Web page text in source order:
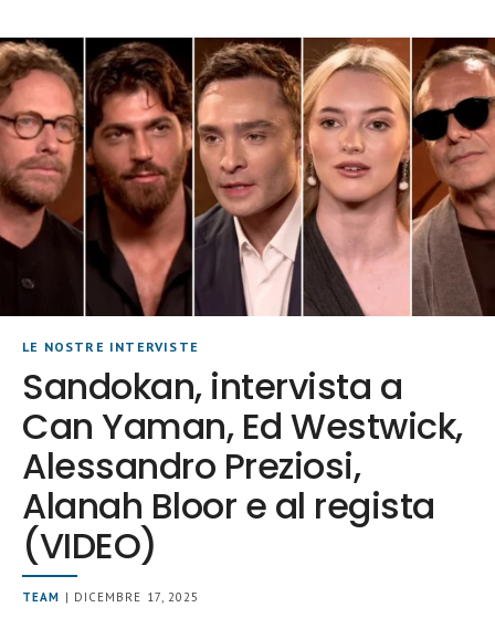
LE NOSTRE INTERVISTE
Sandokan, intervista a
Can Yaman, Ed Westwick,
Alessandro Preziosi,
Alanah Bloor e al regista
(VIDEO)
TEAM | DICEMBRE 17, 2025